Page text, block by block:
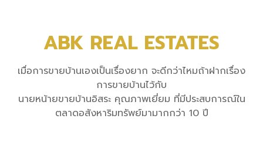
ABK REAL ESTATES
เมื่อการขายบ้านเองเป็นเรื่องยาก จะดีกว่าไหมถ้าฝากเรื่อง
การขายบ้านไว้กับ
นายหน้ายขายบ้านอิสระ คุณภาพเยี่ยม ที่มีประสบการณ์ใน
ตลาดอสังหาริมทรัพย์มามากกว่า 10 ปี